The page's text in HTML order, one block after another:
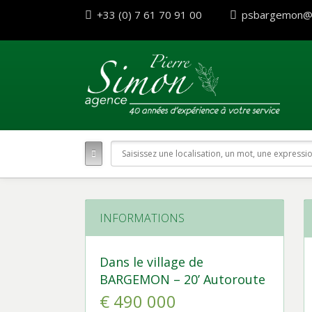
+33 (0) 7 61 70 91 00
INFORMATIONS
Dans le village de
BARGEMON – 20’ Autoroute
€ 490 000